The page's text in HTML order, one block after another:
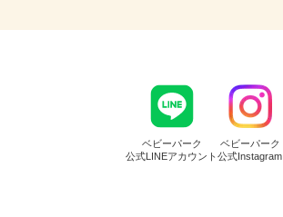
ベビーパーク
公式LINEアカウント
ベビーパーク
公式Instagram